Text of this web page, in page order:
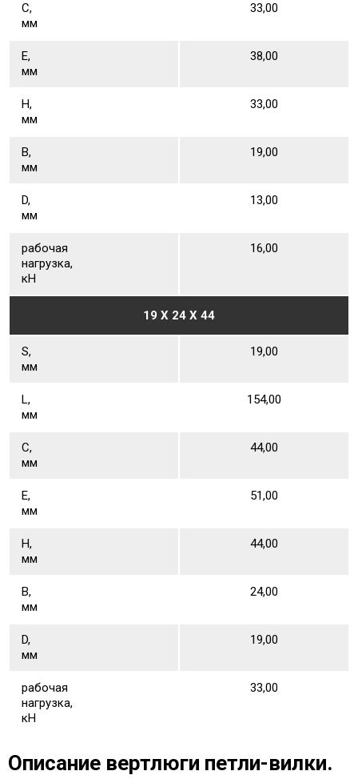
С,
мм
33,00
Е,
мм
38,00
Н,
мм
33,00
В,
мм
19,00
D,
мм
13,00
рабочая
нагрузка,
кН
16,00
19 X 24 X 44
S,
мм
19,00
L,
мм
154,00
С,
мм
44,00
Е,
мм
51,00
Н,
мм
44,00
В,
мм
24,00
D,
мм
19,00
рабочая
нагрузка,
кН
33,00
Описание вертлюги петли-вилки.